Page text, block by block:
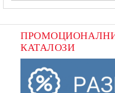
КАТАЛОЗИ